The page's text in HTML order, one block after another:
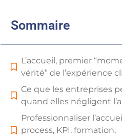
Sommaire
L’accueil, premier
vérité” de l’expérience
Ce que les entreprises
quand elles négligent
Professionnaliser
process, KPI, formation,